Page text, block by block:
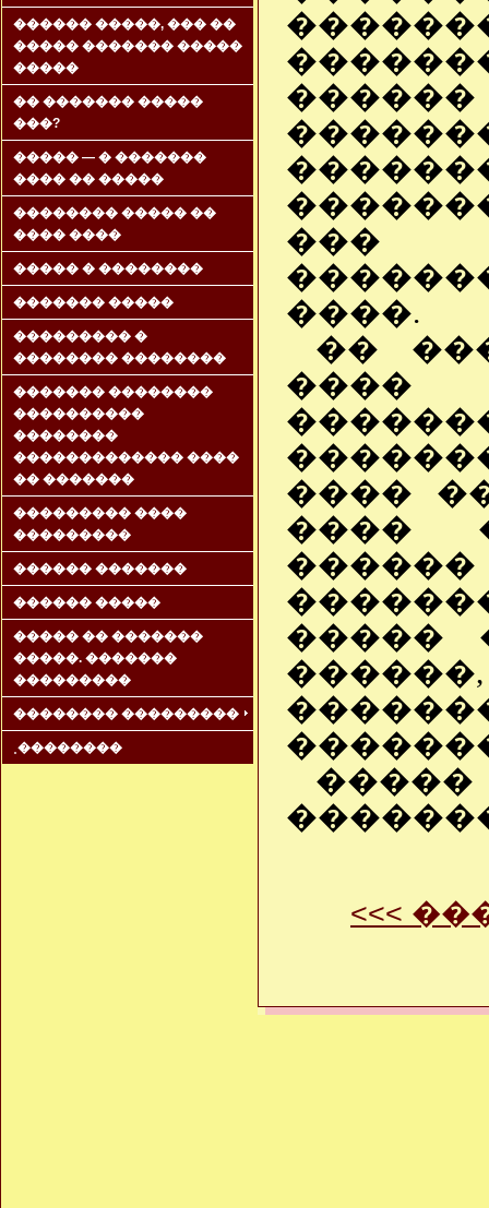
������ �����, ��� ��
����� ������� �����
�����
�� ������� �����
���?
����� — � �������
���� �� �����
�������� ����� ��
���� ����
����� � ��������
������� �����
��������� �
�������� ��������
������� ��������
����������
��������
������������� ����
�� �������
��������� ����
���������
������ �������
������ �����
����� �� �������
�����. �������
���������
�������� ���������
˳��������
����.
��
����
����
����
�����
<<<